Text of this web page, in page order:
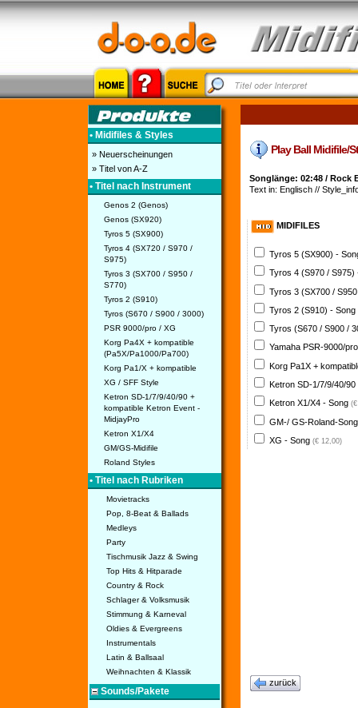
• Midifiles & Styles
» Neuerscheinungen
» Titel von A-Z
• Titel nach Instrument
Genos 2 (Genos)
Genos (SX920)
Tyros 5 (SX900)
Tyros 4 (SX720 / S970 /
S975)
Tyros 3 (SX700 / S950 /
S770)
Tyros 2 (S910)
Tyros (S670 / S900 / 3000)
PSR 9000/pro / XG
Korg Pa4X + kompatible
(Pa5X/Pa1000/Pa700)
Korg Pa1/X + kompatible
XG / SFF Style
Ketron SD-1/7/9/40/90 +
kompatible Ketron Event -
MidjayPro
Ketron X1/X4
GM/GS-Midifile
Roland Styles
• Titel nach Rubriken
Movietracks
Pop, 8-Beat & Ballads
Medleys
Party
Tischmusik Jazz & Swing
Top Hits & Hitparade
Country & Rock
Schlager & Volksmusik
Stimmung & Karneval
Oldies & Evergreens
Instrumentals
Latin & Ballsaal
Weihnachten & Klassik
Sounds/Pakete
Play Ball Midifile/
Songlänge: 02:48 / Rock
Text in: Englisch //
MIDIFILES
Tyros 5 (SX900) -
Tyros 4 (S970 /
Tyros 3 (SX700 /
Tyros 2 (S910) - Song
Tyros (S670 / S900 /
Yamaha PSR-9000/
Korg Pa1X +
Ketron SD-1/7/9/40/
Ketron X1/X4 - Song
GM-/ GS-Roland-
XG - Song (€ 12,00)
zurück